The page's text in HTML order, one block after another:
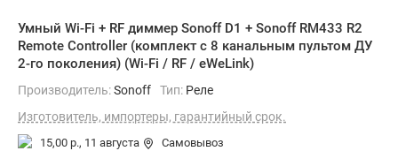
Умный Wi-Fi + RF диммер Sonoff D1 + Sonoff RM433 R2
Remote Controller (комплект с 8 канальным пультом ДУ
2-го поколения) (Wi-Fi / RF / eWeLink)
Производитель:Sonoff Тип: Реле
Изготовитель, импортеры, гарантийный срок.
15,00 р., 11 августа
Самовывоз